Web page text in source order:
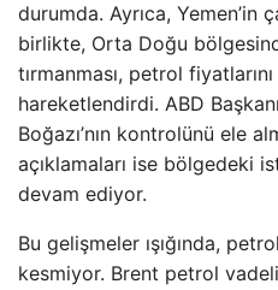
durumda. Ayrıca, Yemen’in
birlikte, Orta Doğu
tırmanması, petrol
hareketlendirdi. ABD
Boğazı’nın kontrolünü ele
açıklamaları ise bölgedeki
devam ediyor.
Bu gelişmeler ışığında,
kesmiyor. Brent petrol